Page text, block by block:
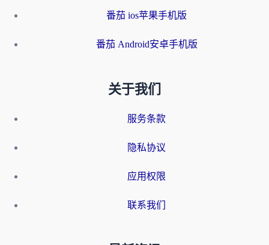
番茄 ios苹果手机版
番茄 Android安卓手机版
关于我们
服务条款
隐私协议
应用权限
联系我们